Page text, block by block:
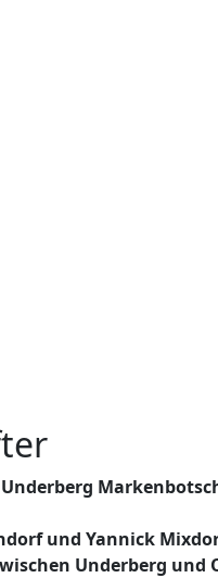
und Yannick
Underberg und